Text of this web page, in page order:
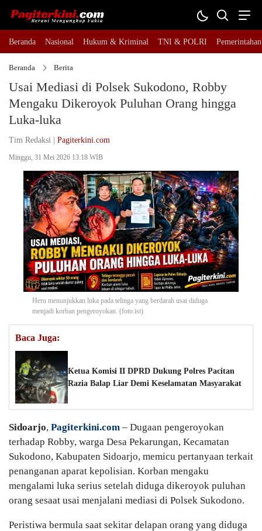
Beranda Nasional Hukum & Kriminal TNI & POLRI Pemerintahan
Beranda Berita
Usai Mediasi di Polsek Sukodono, Robby
Mengaku Dikeroyok Puluhan Orang hingga
Luka-luka
Tim Redaksi | Pagiterkini.com
Minggu, 31 Mei 2026 13:18 WIB
Heru menunjukkan luka pada telinga yang berdarah usai diduga
menjadi korban pengeroyokan. (foto.ist)
Baca Juga:
Ketua Komisi II DPRD Dukung Polres Pacitan
Razia Balap Liar Demi Keselamatan Masyarakat
Sidoarjo, Pagiterkini.com – Dugaan pengeroyokan
terhadap Robby, warga Desa Pekarungan, Kecamatan
Sukodono, Kabupaten Sidoarjo, memicu pertanyaan terkait
penanganan aparat kepolisian. Korban mengaku
mengalami luka serius setelah diduga dikeroyok puluhan
orang sesaat usai menjalani mediasi di Polsek Sukodono.
Peristiwa bermula saat sekitar delapan orang yang diduga